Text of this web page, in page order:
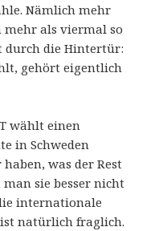
Nämlich mehr
mehr als viermal so
durch die Hintertür:
gehört eigentlich
wählt einen
in Schweden
was der Rest
sie besser nicht
internationale
ist natürlich fraglich.